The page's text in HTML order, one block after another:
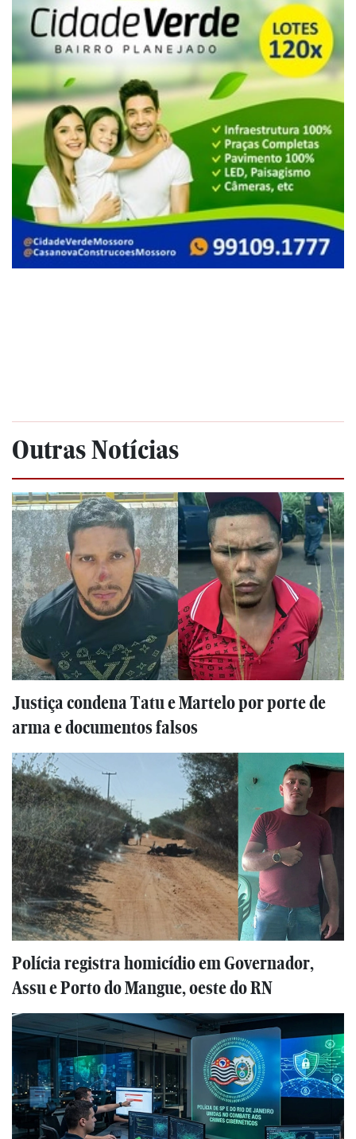
Outras Notícias
Justiça condena Tatu e Martelo por porte de
arma e documentos falsos
Polícia registra homicídio em Governador,
Assu e Porto do Mangue, oeste do RN